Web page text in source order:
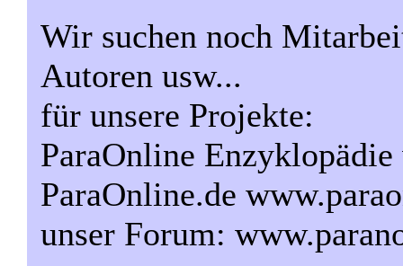
Wir suchen noch
Autoren usw...
für unsere Projekte:
ParaOnline
ParaOnline.de
unser Forum: